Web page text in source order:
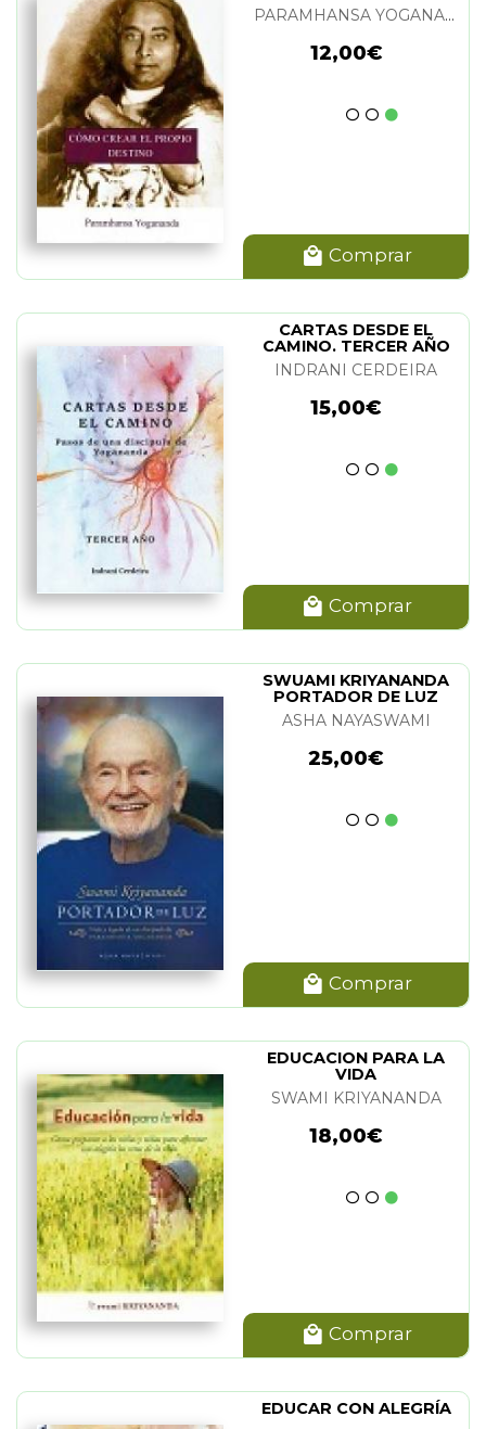
PARAMHANSA YOGANANDA
12,00€
Comprar
CARTAS DESDE EL
CAMINO. TERCER AÑO
INDRANI CERDEIRA
15,00€
Comprar
SWUAMI KRIYANANDA
PORTADOR DE LUZ
ASHA NAYASWAMI
25,00€
Comprar
EDUCACION PARA LA
VIDA
SWAMI KRIYANANDA
18,00€
Comprar
EDUCAR CON ALEGRÍA